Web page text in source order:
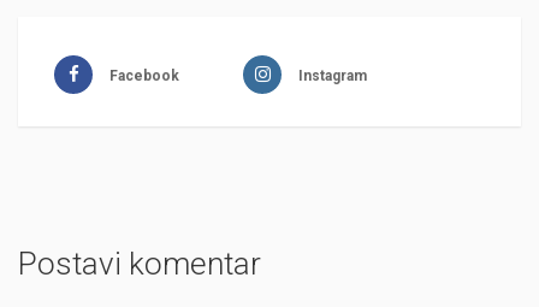
Facebook Instagram
Postavi komentar